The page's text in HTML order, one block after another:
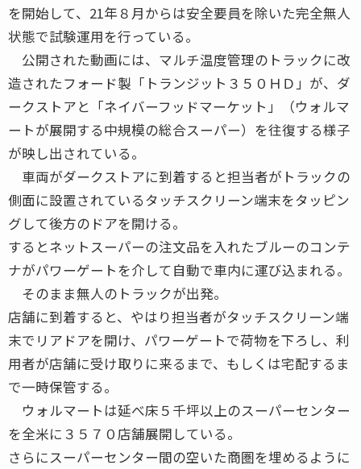
を開始して、21年８月からは安全要員を除いた完全無人
状態で試験運用を行っている。
公開された動画には、マルチ温度管理のトラックに改
造されたフォード製「トランジット３５０ＨＤ」が、ダ
ークストアと「ネイバーフッドマーケット」（ウォルマ
ートが展開する中規模の総合スーパー）を往復する様子
が映し出されている。
車両がダークストアに到着すると担当者がトラックの
側面に設置されているタッチスクリーン端末をタッピン
グして後方のドアを開ける。
するとネットスーパーの注文品を入れたブルーのコンテ
ナがパワーゲートを介して自動で車内に運び込まれる。
そのまま無人のトラックが出発。
店舗に到着すると、やはり担当者がタッチスクリーン端
末でリアドアを開け、パワーゲートで荷物を下ろし、利
用者が店舗に受け取りに来るまで、もしくは宅配するま
で一時保管する。
ウォルマートは延べ床５千坪以上のスーパーセンター
を全米に３５７０店舗展開している。
さらにスーパーセンター間の空いた商圏を埋めるように